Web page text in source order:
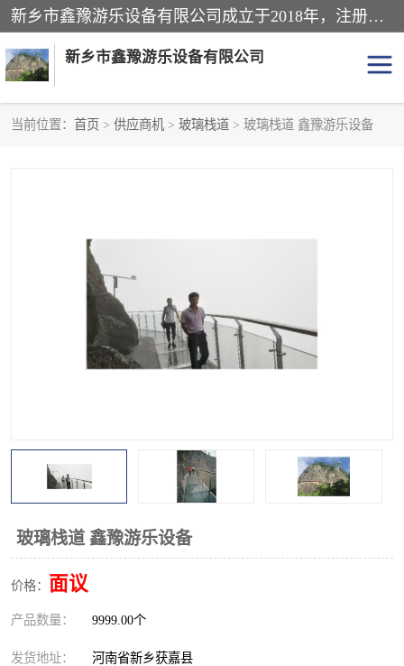
新乡市鑫豫游乐设备有限公司成立于2018年，注册地位于河南省。经营范围包括游乐设备、滑索、滑道、空中自行车、吊桥、拓展器材、攀岩器材、趣桥、悬崖秋千、网红桥、儿童乐园设备、水上乐园设备、丛林穿越设备、音乐呐喊设备、轨道滑车、栈道、玻璃滑道、观景平台、景观包装的设计、制造、销售、安装、维修，景区策划服务。
新乡市鑫豫游乐设备有限公司
当前位置： 首页 > 供应商机 > 玻璃栈道 > 玻璃栈道 鑫豫游乐设备
玻璃栈道 鑫豫游乐设备
价格： 面议
产品数量： 9999.00个
发货地址： 河南省新乡获嘉县
空中自行车
拓展器材 丛林穿越设备
玻璃栈道